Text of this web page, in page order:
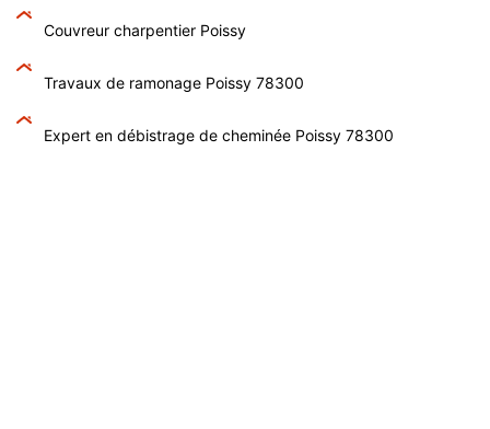
Couvreur charpentier Poissy
Travaux de ramonage Poissy 78300
Expert en débistrage de cheminée Poissy 78300